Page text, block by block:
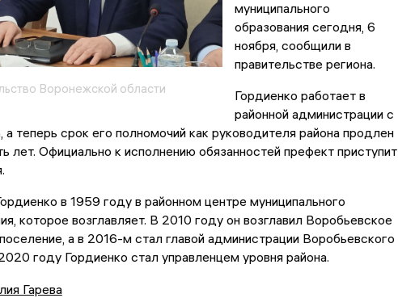
Воронежской области
муниципального
образования сегодня, 6
ноября, сообщили в
правительстве региона.
Гордиенко работает в
районной администрации с
а теперь срок его полномочий как руководителя района продлен
лет. Официально к исполнению обязанностей префект приступит
в 1959 году в районном центре муниципального
которое возглавляет. В 2010 году он возглавил Воробьевское
а в 2016-м стал главой администрации Воробьевского
году Гордиенко стал управленцем уровня района.
Гарева